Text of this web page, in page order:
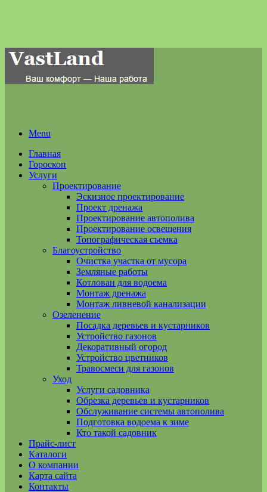
Menu
Главная
Гороскоп
Услуги
Проектирование
Эскизное проектирование
Проект дренажа
Проектирование автополива
Проектирование освещения
Топографическая съемка
Благоустройство
Очистка участка от мусора
Земляные работы
Котлован для водоема
Монтаж дренажа
Монтаж ливневой канализации
Озеленение
Посадка деревьев и кустарников
Устройство газонов
Декоративный огород
Устройство цветников
Травосмеси для газонов
Уход
Услуги садовника
Обрезка деревьев и кустарников
Обслуживание системы автополива
Подготовка водоема к зиме
Кто такой садовник
Прайс-лист
Каталоги
О компании
Карта сайта
Контакты